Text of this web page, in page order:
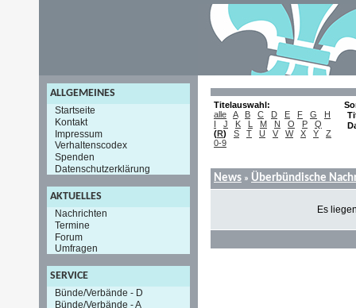
ALLGEMEINES
Startseite
Kontakt
Impressum
Verhaltenscodex
Spenden
Datenschutzerklärung
AKTUELLES
Nachrichten
Termine
Forum
Umfragen
SERVICE
Bünde/Verbände - D
Bünde/Verbände - A
Titelauswahl:
alle
A B C D E F G
H
I
J K L M N O P
Q
(R) S T U V W X Y
Z
0-9
News » Überbündische
Es